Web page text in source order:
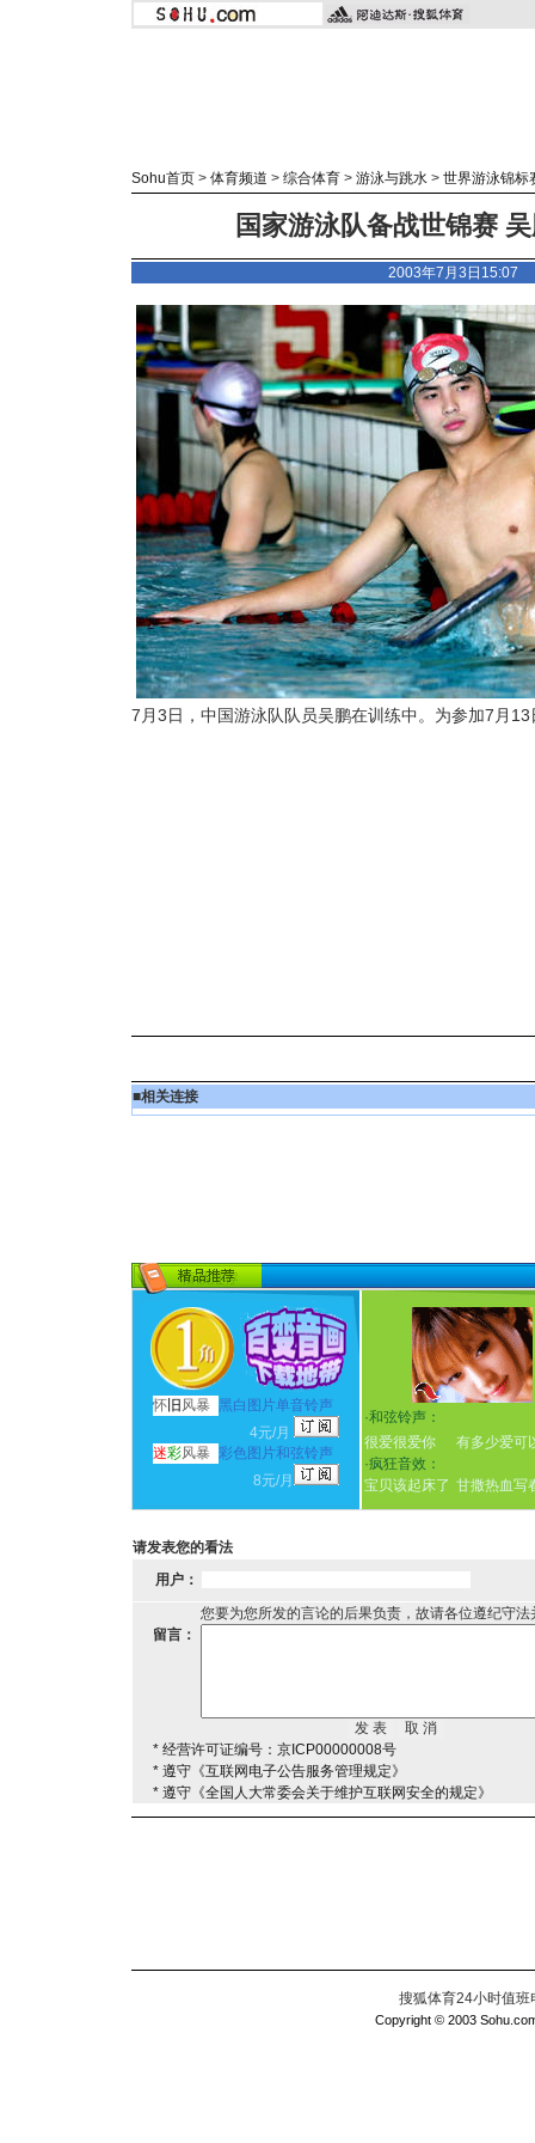
Sohu首页 > 体育频道 > 综合体育 > 游泳与跳水 > 世界游泳锦标
国家游泳队备战世锦赛
2003年7月3日15:07
7月3日，中国游泳队队员吴鹏在训练中。 为参加7月
■相关连接
怀 旧 风暴
黑白图片单音铃声
4元/月
迷彩风暴 彩色图片和弦铃声
8元/月
·和弦铃声：
很爱很爱你
有多少爱可
·疯狂音效：
宝贝该起床了 甘撒热血写
请发表您的看法
用户：
您要为您所发的言论的后果负责，故请各位遵纪守
留言：
* 经营许可证编号：京ICP00000008号
* 遵守《互联网电子公告服务管理规定》
* 遵守《全国人大常委会关于维护互联网安全的规定》
搜狐体育24小时值
Copyright © 2003